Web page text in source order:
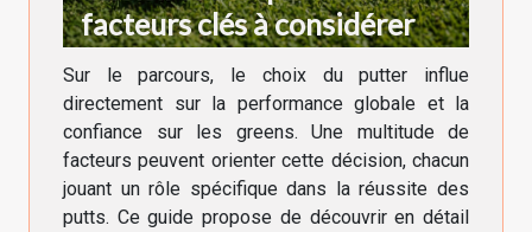
facteurs clés à considérer
Sur le parcours, le choix du putter influe
directement sur la performance globale et la
confiance sur les greens. Une multitude de
facteurs peuvent orienter cette décision, chacun
jouant un rôle spécifique dans la réussite des
putts. Ce guide propose de découvrir en détail